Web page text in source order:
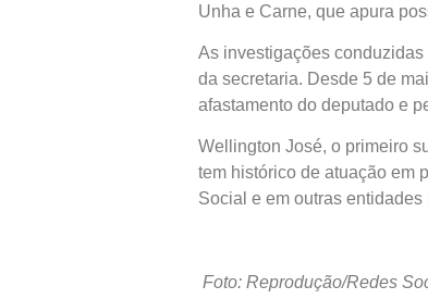
Unha e Carne, que apura
As investigações
da secretaria. Desde 5 de
afastamento do deputado e
Wellington José, o primeiro
tem histórico de atuação em
Social e em outras
Foto: Reprodução/Redes